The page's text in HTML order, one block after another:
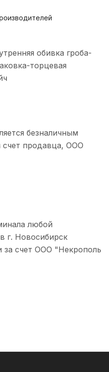
обивка гроба-
торцевая
безналичным
счет продавца, ООО
любой
г. Новосибирск
за счет ООО "Некрополь